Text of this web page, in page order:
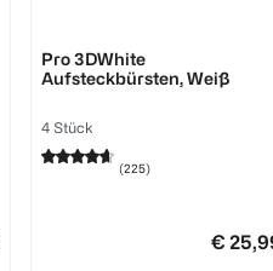
Pro 3DWhite
Aufsteckbürsten, Weiß
4 Stück
(225)
€